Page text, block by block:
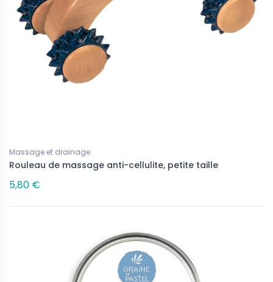
Massage et drainage
Rouleau de massage anti-cellulite, petite taille
5,80 €